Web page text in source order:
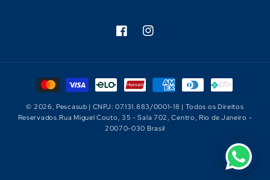
FacebookInstagram
Formas
de
pagamento
© 2026,Pescasub | CNPJ: 07.131.883/0001-18 | Todos os Direitos
Reservados.Rua Miguel Couto, 35 - Sala 702, Centro, Rio de Janeiro -
20070-030 Brasil